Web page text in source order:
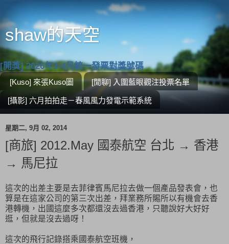
shaw的天空
[開獎] 2026年3-4月統一發票對獎號碼
[Kuso] 來張Kuso圖 [閒聊] 入圍藍眼觀注投票名單
[攝影] 六月拍拍走－春風風力發電示範系統
星期二, 9月 02, 2014
[商旅] 2012.May 國泰航空 台北 → 香港
→ 馬尼拉
這次的出差主要是去菲律賓馬尼拉去做一個產品發表會，也
算是在這家公司的第三次出差，拜業務所賜所以有機會去香
港轉機，出國這麼多次都還沒去過香港，只聽說好大好好
逛，但就是沒去過呀！
這次的飛行記錄搭乘國泰航空班機，